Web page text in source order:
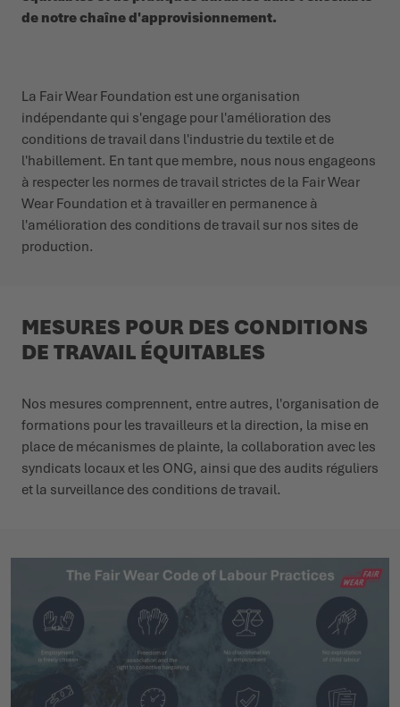
LOWA PROFESSIONAL
LOWA PROFESSIONAL
PODCAST
PRESSE
CARRIÈRE
de notre chaîne d'approvisionnement.
La Fair Wear Foundation est une organisation
indépendante qui s'engage pour l'amélioration des
conditions de travail dans l'industrie du textile et de
l'habillement. En tant que membre, nous nous engageons
à respecter les normes de travail strictes de la Fair Wear
Wear Foundation et à travailler en permanence à
l'amélioration des conditions de travail sur nos sites de
production.
MESURES POUR DES CONDITIONS
DE TRAVAIL ÉQUITABLES
Nos mesures comprennent, entre autres, l'organisation de
formations pour les travailleurs et la direction, la mise en
place de mécanismes de plainte, la collaboration avec les
syndicats locaux et les ONG, ainsi que des audits réguliers
et la surveillance des conditions de travail.